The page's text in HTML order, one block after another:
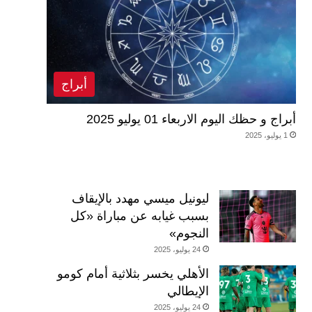
أبراج
أبراج و حظك اليوم الاربعاء 01 يوليو 2025
1 يوليو، 2025
ليونيل ميسي مهدد بالإيقاف
بسبب غيابه عن مباراة «كل
النجوم»
24 يوليو، 2025
الأهلي يخسر بثلاثية أمام كومو
الإيطالي
24 يوليو، 2025